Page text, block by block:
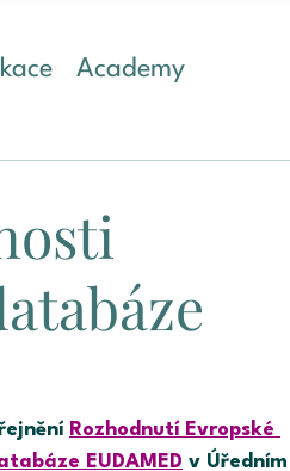
Academy
Rozhodnutí Evropské
EUDAMED v Úředním